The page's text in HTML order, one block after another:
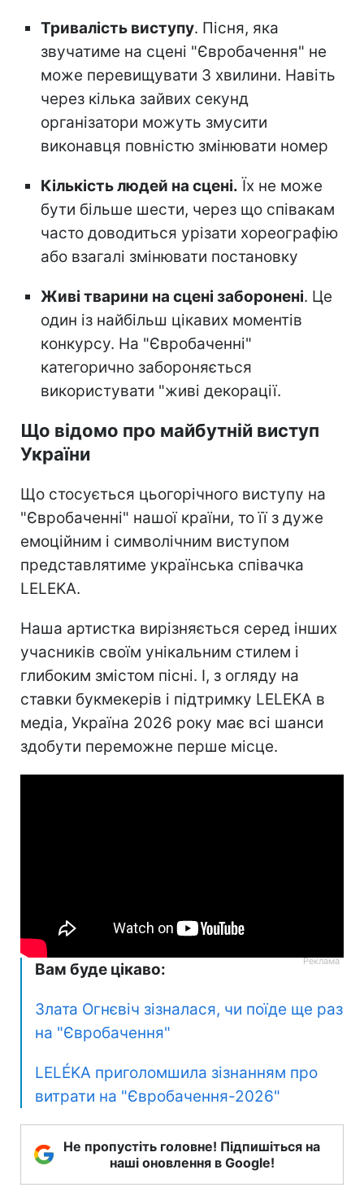
Тривалість виступу. Пісня, яка
звучатиме на сцені "Євробачення" не
може перевищувати 3 хвилини. Навіть
через кілька зайвих секунд
організатори можуть змусити
виконавця повністю змінювати номер
Кількість людей на сцені. Їх не може
бути більше шести, через що співакам
часто доводиться урізати хореографію
або взагалі змінювати постановку
Живі тварини на сцені заборонені. Це
один із найбільш цікавих моментів
конкурсу. На "Євробаченні"
категорично забороняється
використувати "живі декорації.
Що відомо про майбутній виступ
України
Що стосується цьогорічного виступу на
"Євробаченні" нашої країни, то її з дуже
емоційним і символічним виступом
представлятиме українська співачка
LELЕKA.
Наша артистка вирізняється серед інших
учасників своїм унікальним стилем і
глибоким змістом пісні. І, з огляду на
ставки букмекерів і підтримку LELЕKA в
медіа, Україна 2026 року має всі шанси
здобути переможне перше місце.
Вам буде цікаво:
Злата Огнєвіч зізналася, чи поїде ще раз
на "Євробачення"
LELÉKA приголомшила зізнанням про
витрати на "Євробачення-2026"
Не пропустіть головне! Підпишіться на
наші оновлення в Google!